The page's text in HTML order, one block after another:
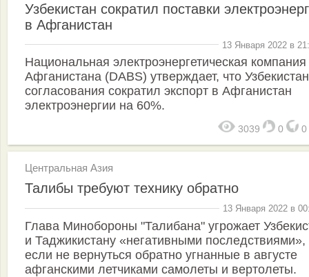
Узбекистан сократил поставки
в Афганистан
13 Января 2022 в
Национальная электроэнергетическая компания
Афганистана (DABS) утверждает, что
согласования сократил экспорт в Афганистан
электроэнергии на 60%.
3039 0 0
Центральная Азия
Талибы требуют технику обратно
13 Января 2022 в
Глава Минобороны "Талибана" угрожает
и Таджикистану «негативными последствиями»,
если не вернуться обратно угнанные в августе
афганскими летчиками самолеты и вертолеты.